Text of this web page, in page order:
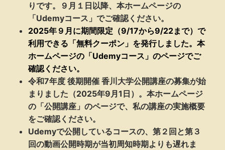
りです。９月１日以降、本ホームページの
「Udemyコース」でご確認ください。
2025年９月に期間限定（9/17から9/22まで）で
利用できる「無料クーポン」を発行しました。本
ホームページの「Udemyコース」のページでご
確認ください。
令和7年度 後期開催 香川大学公開講座の募集が始
まりました（2025年9月1日）。本ホームページ
の「公開講座」のページで、私の講座の実施概要
をご確認ください。
Udemyで公開しているコースの、第２回と第３
回の動画公開時期が当初周知時期よりも遅れま